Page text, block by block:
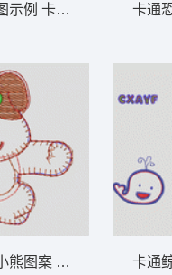
刺绣设计图示例 卡通童装章标贴布
缝制卡通小熊图案 卡通童装章标贴布